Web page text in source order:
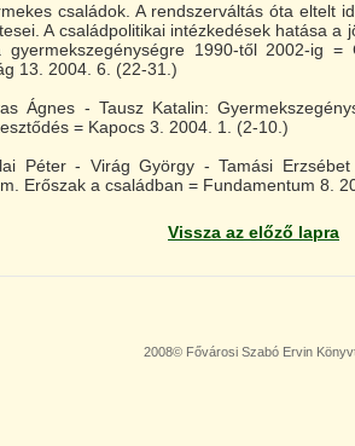
családok. A rendszerváltás óta eltelt
A családpolitikai intézkedések hatása a
gyermekszegénységre 1990-től 2002-ig =
13. 2004. 6. (22-31.)
Ágnes - Tausz Katalin:
= Kapocs 3. 2004. 1. (2-10.)
Péter - Virág György - Tamási
Erőszak a családban = Fundamentum 8.
Vissza az előző lapra
2008© Fővárosi Szabó Ervin